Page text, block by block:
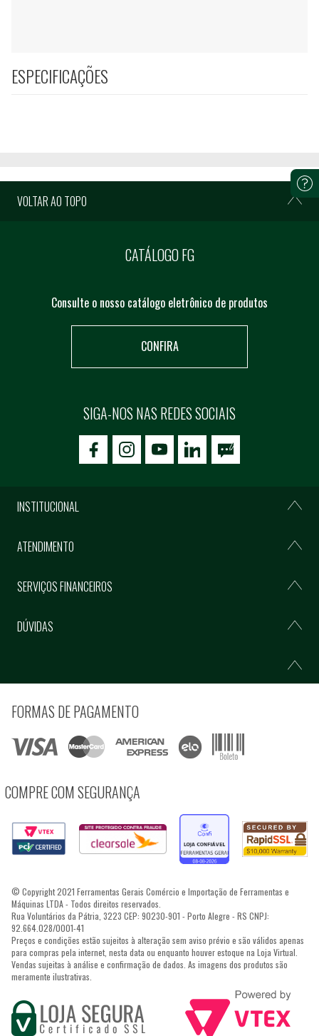
ESPECIFICAÇÕES
VOLTAR AO TOPO
CATÁLOGO FG
Consulte o nosso catálogo eletrônico de produtos
CONFIRA
SIGA-NOS NAS REDES SOCIAIS
icon-facebookicon-social02icon-social03
INSTITUCIONAL
ATENDIMENTO
SERVIÇOS FINANCEIROS
DÚVIDAS
FORMAS DE PAGAMENTO
COMPRE COM SEGURANÇA
© Copyright 2021 Ferramentas Gerais Comércio e Importação de Ferramentas e
Máquinas LTDA - Todos direitos reservados.
Rua Voluntários da Pátria, 3223 CEP: 90230-901 - Porto Alegre - RS CNPJ:
92.664.028/0001-41
Preços e condições estão sujeitos à alteração sem aviso prévio e são válidos apenas
para compras pela internet, nesta data ou enquanto houver estoque na Loja Virtual.
Vendas sujeitas à análise e confirmação de dados. As imagens dos produtos são
meramente ilustrativas.